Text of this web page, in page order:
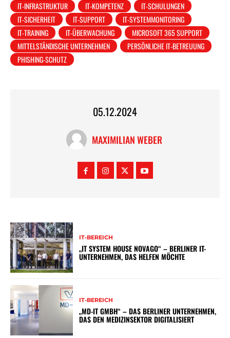
IT-INFRASTRUKTUR
IT-KOMPETENZ
IT-SCHULUNGEN
IT-SICHERHEIT
IT-SUPPORT
IT-SYSTEMMONITORING
IT-TRAINING
IT-ÜBERWACHUNG
MICROSOFT 365 SUPPORT
MITTELSTÄNDISCHE UNTERNEHMEN
PERSÖNLICHE IT-BETREUUNG
PHISHING-SCHUTZ
05.12.2024
MAXIMILIAN WEBER
IT-BEREICH
„IT SYSTEM HOUSE NOVAGO“ – BERLINER IT-
UNTERNEHMEN, DAS HELFEN MÖCHTE
IT-BEREICH
„MD-IT GMBH“ – DAS BERLINER UNTERNEHMEN,
DAS DEN MEDIZINSEKTOR DIGITALISIERT